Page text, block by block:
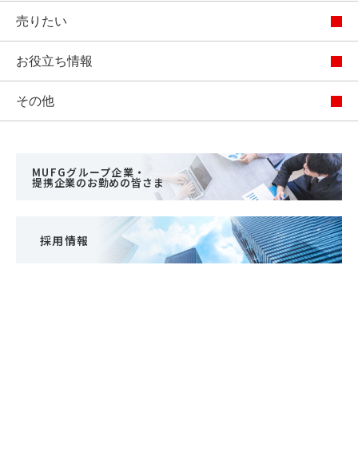
売りたい
お役立ち情報
その他
MUFGグループ企業・
提携企業のお勤めの皆さま
採用情報